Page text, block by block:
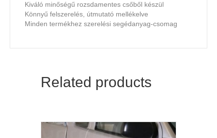
Kiváló minőségű rozsdamentes csőből készül
Könnyű felszerelés, útmutató mellékelve
Minden termékhez szerelési segédanyag-csomag
Related products